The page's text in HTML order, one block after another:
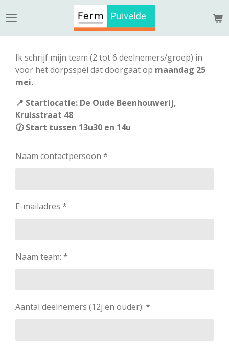
direct
naar
hoofdinhoud
Ik schrijf mijn team (2 tot 6 deelnemers/groep) in
voor het dorpsspel dat doorgaat op maandag 25
mei.
📍 Startlocatie: De Oude Beenhouwerij,
Kruisstraat 48
🕜 Start tussen 13u30 en 14u
Naam contactpersoon *
E-mailadres *
Naam team: *
Aantal deelnemers (12j en ouder): *